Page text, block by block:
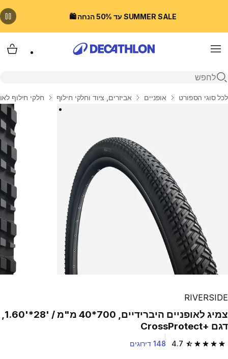
SUMMER SALE עד 50% הנחה 🛍️
Menu
פתיחת חיפוש
בית
לכל סוגי הספורט אופניים אביזרים, ציוד וחלקי חילוף חלקי חילוף
RIVERSIDE
צמיג לאופניים היברידיים, 700*40 מ"מ / '28*'1.60,
דגם +CrossProtect
4.7 4.7 out of 5 stars from 148 reviews 148 דירוגים